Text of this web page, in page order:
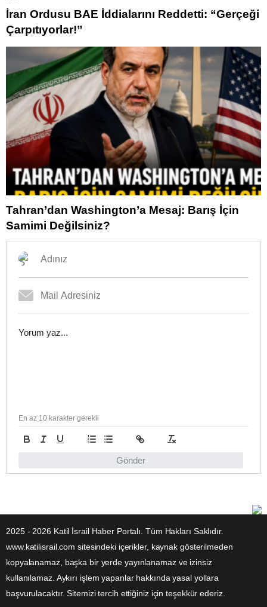
İran Ordusu BAE İddialarını Reddetti: “Gerçeği
Çarpıtıyorlar!”
Tahran’dan Washington’a Mesaj: Barış İçin
Samimi Değilsiniz?
Gönder
En az 10 karakter gerekli
2025 - 2026 Katil İsrail Haber Portalı. Tüm Hakları Saklıdır.
www.katilisrail.com sitesindeki içerikler, kaynak gösterilmeden
kopyalanamaz, başka bir yerde yayınlanamaz ve izinsiz
kullanılamaz. Aykırı işlem yapanlar hakkında yasal yollara
başvurulacaktır. Sitemizi tercih ettiğiniz için teşekkür ederiz.